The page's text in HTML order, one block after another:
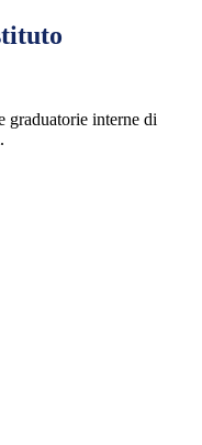
graduatorie interne di